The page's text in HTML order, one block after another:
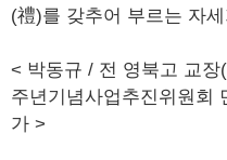
(禮)를 갖추어 부르는 자
< 박동규 / 전 영북고 교장
주년기념사업추진위원회
가 >